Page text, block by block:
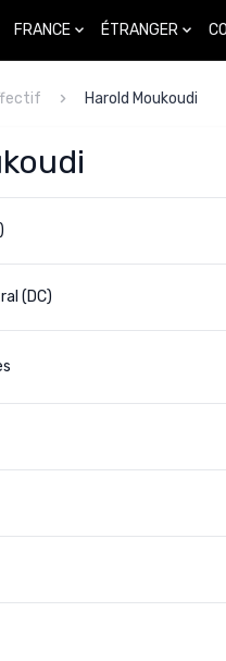
FRANCE ÉTRANGER
Harold Moukoudi
(DC)